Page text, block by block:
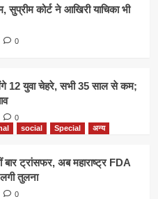
सुप्रीम कोर्ट ने आखिरी याचिका भी
0
12 युवा चेहरे, सभी 35 साल से कम;
0
social Special अन्य
ट्रांसफर, अब महाराष्ट्र FDA
तुलना
0